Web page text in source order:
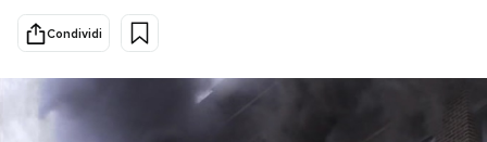
Internet
Condividi